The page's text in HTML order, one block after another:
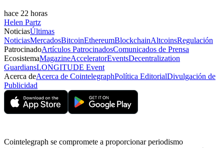
hace 22 horas
Helen Partz
NoticiasÚltimas
NoticiasMercadosBitcoinEthereumBlockchainAltcoinsRegulación
PatrocinadoArtículos PatrocinadosComunicados de Prensa
EcosistemaMagazineAcceleratorEventsDecentralization
GuardiansLONGITUDE Event
Acerca deAcerca de CointelegraphPolítica EditorialDivulgación de
Publicidad
Cointelegraph se compromete a proporcionar periodismo